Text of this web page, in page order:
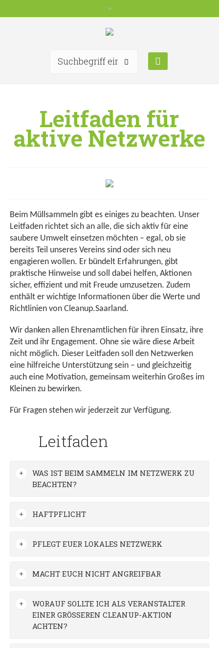
Leitfaden für
aktive Netzwerke
Beim Müllsammeln gibt es einiges zu beachten. Unser
Leitfaden richtet sich an alle, die sich aktiv für eine
saubere Umwelt einsetzen möchten – egal, ob sie
bereits Teil unseres Vereins sind oder sich neu
engagieren wollen. Er bündelt Erfahrungen, gibt
praktische Hinweise und soll dabei helfen, Aktionen
sicher, effizient und mit Freude umzusetzen. Zudem
enthält er wichtige Informationen über die Werte und
Richtlinien von Cleanup.Saarland.
Wir danken allen Ehrenamtlichen für ihren Einsatz, ihre
Zeit und ihr Engagement. Ohne sie wäre diese Arbeit
nicht möglich. Dieser Leitfaden soll den Netzwerken
eine hilfreiche Unterstützung sein – und gleichzeitig
auch eine Motivation, gemeinsam weiterhin Großes im
Kleinen zu bewirken.
Für Fragen stehen wir jederzeit zur Verfügung.
Leitfaden
WAS IST BEIM SAMMELN IM NETZWERK ZU
BEACHTEN?
HAFTPFLICHT
PFLEGT EUER LOKALES NETZWERK
MACHT EUCH NICHT ANGREIFBAR
WORAUF SOLLTE ICH ALS VERANSTALTER
EINER GRÖSSEREN CLEANUP-AKTION A
CHTEN?